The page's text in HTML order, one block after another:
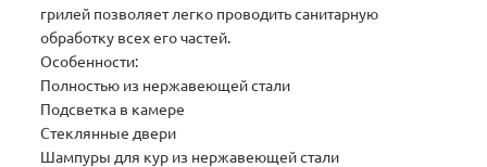
грилей позволяет легко проводить санитарную
обработку всех его частей.
Особенности:
Полностью из нержавеющей стали
Подсветка в камере
Стеклянные двери
Шампуры для кур из нержавеющей стали